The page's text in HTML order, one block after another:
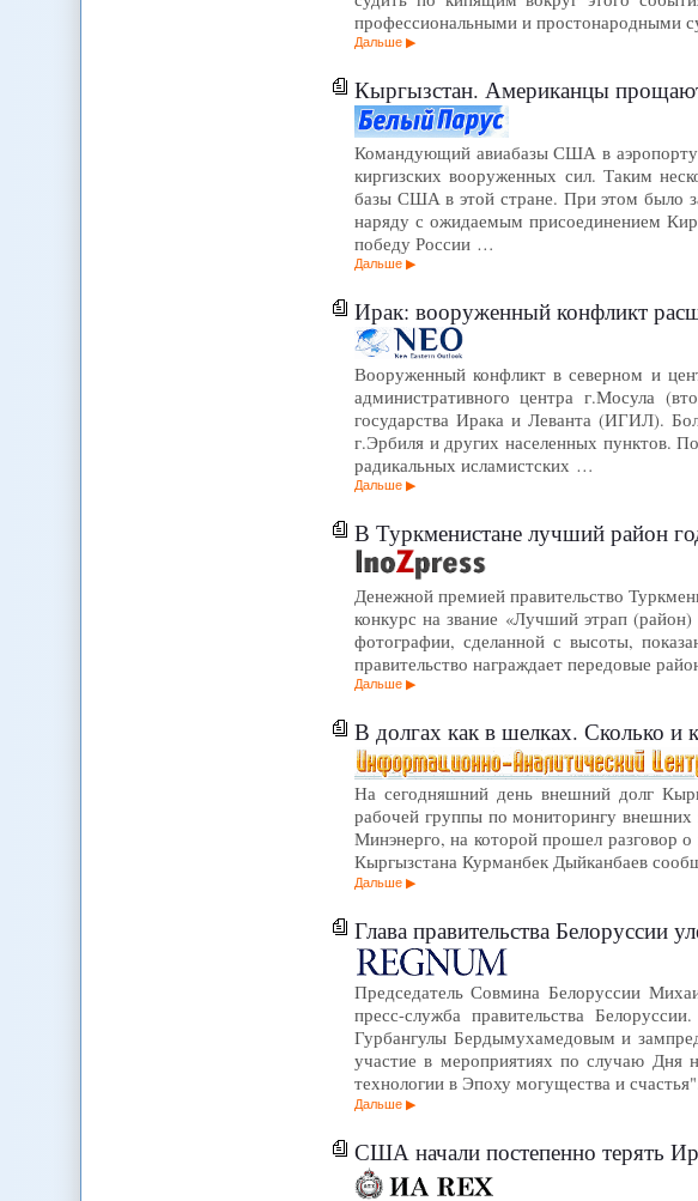
профессиональными и простонародными
Дальше
Кыргызстан. Американцы
Командующий авиабазы США в аэропорту
киргизских вооруженных сил. Таким
базы США в этой стране. При этом было
наряду с ожидаемым присоединением
победу России …
Дальше
Ирак: вооруженный конфликт
Вооруженный конфликт в северном и
административного центра г.Мосула
государства Ирака и Леванта (ИГИЛ).
г.Эрбиля и других населенных пунктов.
радикальных исламистских …
Дальше
В Туркменистане лучший район
Денежной премией правительство
конкурс на звание «Лучший этрап
фотографии, сделанной с высоты,
правительство награждает передовые
Дальше
В долгах как в шелках. Сколько
На сегодняшний день внешний долг
рабочей группы по мониторингу
Минэнерго, на которой прошел разговор
Кыргызстана Курманбек Дыйканбаев
Дальше
Глава правительства Белоруссии
Председатель Совмина Белоруссии
пресс-служба правительства
Гурбангулы Бердымухамедовым и
участие в мероприятиях по случаю Дня
технологии в Эпоху могущества и
Дальше
США начали постепенно терять